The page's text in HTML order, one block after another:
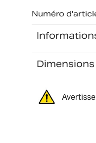
Numéro
Dimensions